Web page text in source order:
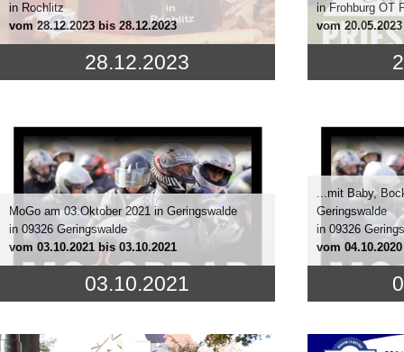
in Rochlitz
vom 28.12.2023 bis 28.12.2023
28.12.2023
in Frohburg OT
vom 20.05.2023
MoGo am 03.Oktober 2021 in Geringswalde
in 09326 Geringswalde
vom 03.10.2021 bis 03.10.2021
03.10.2021
...mit Baby,
Geringswalde
in 09326
vom 04.10.2020